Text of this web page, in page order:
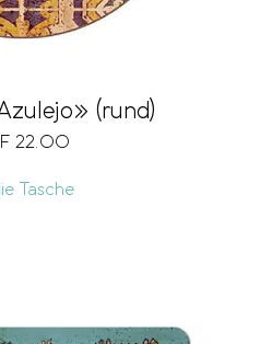
(rund)
22.00
Tasche